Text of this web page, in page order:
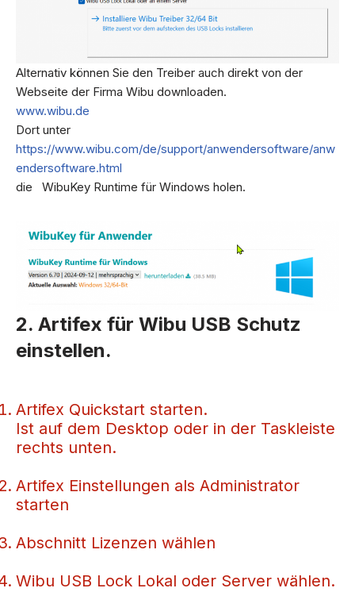
Alternativ können Sie den Treiber auch direkt von der
Webseite der Firma Wibu downloaden.
www.wibu.de
Dort unter
https://www.wibu.com/de/support/anwendersoftware/anw
endersoftware.html
die WibuKey Runtime für Windows holen.
2. Artifex für Wibu USB Schutz
einstellen.
Artifex Quickstart starten.
Ist auf dem Desktop oder in der Taskleiste
rechts unten.
Artifex Einstellungen als Administrator
starten
Abschnitt Lizenzen wählen
Wibu USB Lock Lokal oder Server wählen.